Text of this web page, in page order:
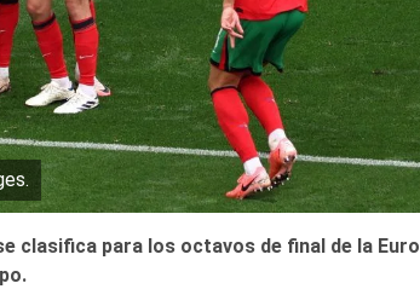
clasifica para los octavos de final de la